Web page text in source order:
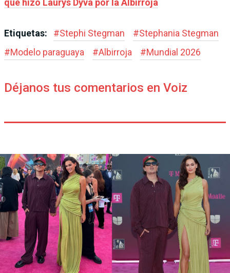
que hizo Laurys Dyva por la Albirroja
Etiquetas: #Stephi Stegman #Stephania Stegman
#Modelo paraguaya #Albirroja #Mundial 2026
Déjanos tus comentarios en Voiz